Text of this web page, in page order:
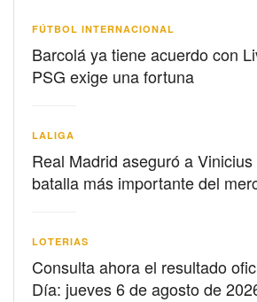
FÚTBOL INTERNACIONAL
Barcolá ya tiene acuerdo con
PSG exige una fortuna
LALIGA
Real Madrid aseguró a
batalla más importante del
LOTERIAS
Consulta ahora el resultado
Día: jueves 6 de agosto de